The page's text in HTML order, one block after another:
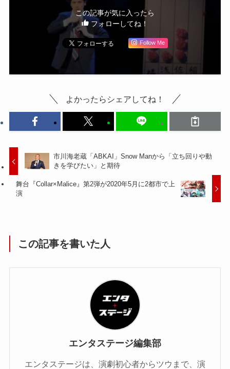
この記事が気に入ったら
フォローしてね！
Follow Me
よかったらシェアしてね！
市川海老蔵「ABKAI」Snow Manから「立ち回りや動
きを学びたい」と期待
舞台『Collar×Malice』第2弾が2020年5月に2都市で上
演
この記事を書いた人
エンタステージ編集部
エンタステージは、演劇初心者からツウまで、演